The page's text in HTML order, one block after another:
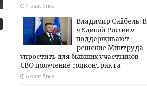
4 saat önce
Владимир Сайбель: В
«Единой России»
поддерживают
решение Минтруда
упростить для бывших участников
СВО получение соцконтракта
6 saat önce